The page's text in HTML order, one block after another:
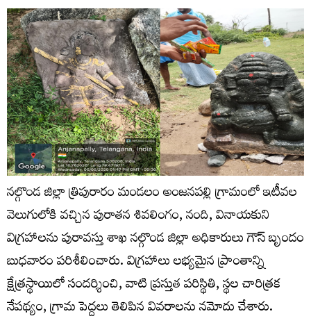
నల్గొండ జిల్లా త్రిపురారం మండలం అంజనపల్లి గ్రామంలో ఇటీవల
వెలుగులోకి వచ్చిన పురాతన శివలింగం, నంది, వినాయకుని
విగ్రహాలను పురావస్తు శాఖ నల్గొండ జిల్లా అధికారులు గౌస్ బృందం
బుధవారం పరిశీలించారు. విగ్రహాలు లభ్యమైన ప్రాంతాన్ని
క్షేత్రస్థాయిలో సందర్శించి, వాటి ప్రస్తుత పరిస్థితి, స్థల చారిత్రక
నేపథ్యం, గ్రామ పెద్దలు తెలిపిన వివరాలను నమోదు చేశారు.